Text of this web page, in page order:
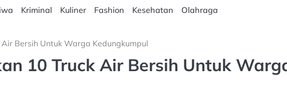
Kriminal Kuliner Fashion Kesehatan Olahraga
Bersih Untuk Warga Kedungkumpul
10 Truck Air Bersih Untuk